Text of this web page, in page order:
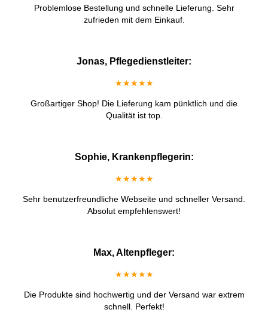
Problemlose Bestellung und schnelle Lieferung. Sehr
zufrieden mit dem Einkauf.
Jonas, Pflegedienstleiter:
★★★★★
Großartiger Shop! Die Lieferung kam pünktlich und die
Qualität ist top.
Sophie, Krankenpflegerin:
★★★★★
Sehr benutzerfreundliche Webseite und schneller Versand.
Absolut empfehlenswert!
Max, Altenpfleger:
★★★★★
Die Produkte sind hochwertig und der Versand war extrem
schnell. Perfekt!